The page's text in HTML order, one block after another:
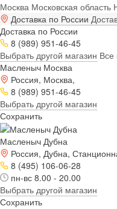
Москва Московская область
Доставка по России
Доставка по России
8 (989) 951-46-45
Выбрать другой магазин Все
Масленыч Москва
Россия, Москва,
8 (989) 951-46-45
Выбрать другой магазин
Сохранить
Масленыч Дубна
Россия, Дубна,
8 (495) 106-06-28
пн-вс 8.00 - 20.00
Выбрать другой магазин
Сохранить